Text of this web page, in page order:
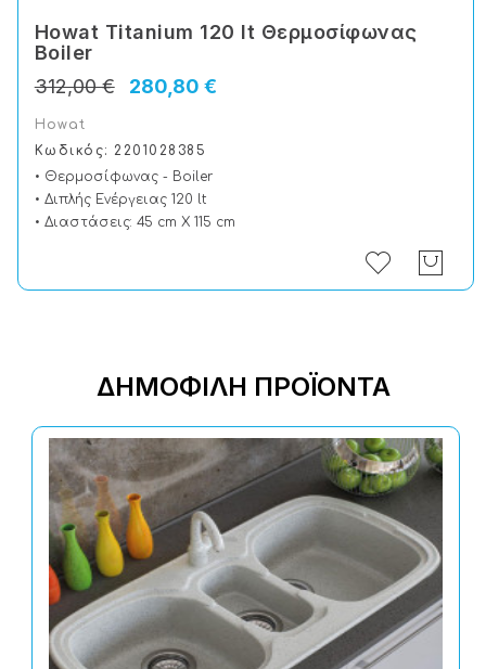
Howat Titanium 120 lt Θερμοσίφωνας
Boiler
280,80 €
312,00 €
Howat
Κωδικός: 2201028385
• Θερμοσίφωνας - Boiler
• Διπλής Ενέργειας 120 lt
• Διαστάσεις: 45 cm X 115 cm
ΔΗΜΟΦΙΛΉ ΠΡΟΪΌΝΤΑ